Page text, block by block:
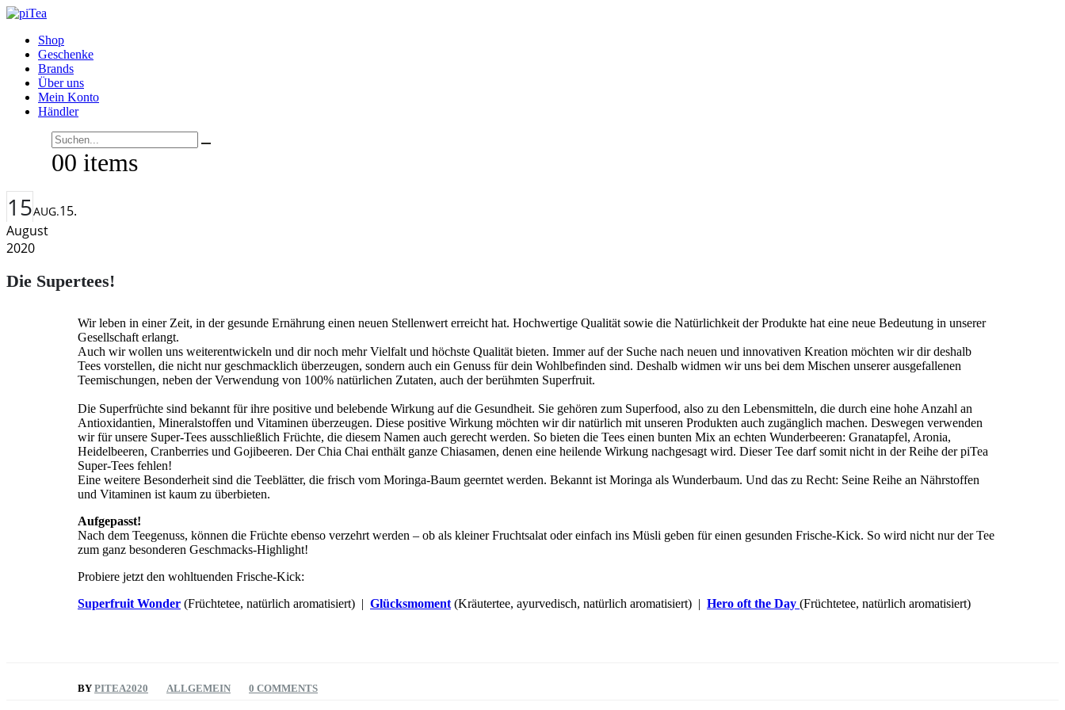
Shop
Geschenke
Brands
Über uns
Mein Konto
Händler
00 items
15AUG.15.
August
2020
Die Supertees!
Wir leben in einer Zeit, in der gesunde Ernährung einen neuen Stellenwert erreicht hat. Hochwertige Qualität sowie die Natürlichkeit der Produkte hat eine neue Bedeutung in unserer
Gesellschaft erlangt.
Auch wir wollen uns weiterentwickeln und dir noch mehr Vielfalt und höchste Qualität bieten. Immer auf der Suche nach neuen und innovativen Kreation möchten wir dir deshalb
Tees vorstellen, die nicht nur geschmacklich überzeugen, sondern auch ein Genuss für dein Wohlbefinden sind. Deshalb widmen wir uns bei dem Mischen unserer ausgefallenen
Teemischungen, neben der Verwendung von 100% natürlichen Zutaten, auch der berühmten Superfruit.
Die Superfrüchte sind bekannt für ihre positive und belebende Wirkung auf die Gesundheit. Sie gehören zum Superfood, also zu den Lebensmitteln, die durch eine hohe Anzahl an
Antioxidantien, Mineralstoffen und Vitaminen überzeugen. Diese positive Wirkung möchten wir dir natürlich mit unseren Produkten auch zugänglich machen. Deswegen verwenden
wir für unsere Super-Tees ausschließlich Früchte, die diesem Namen auch gerecht werden. So bieten die Tees einen bunten Mix an echten Wunderbeeren: Granatapfel, Aronia,
Heidelbeeren, Cranberries und Gojibeeren. Der Chia Chai enthält ganze Chiasamen, denen eine heilende Wirkung nachgesagt wird. Dieser Tee darf somit nicht in der Reihe der piTea
Super-Tees fehlen!
Eine weitere Besonderheit sind die Teeblätter, die frisch vom Moringa-Baum geerntet werden. Bekannt ist Moringa als Wunderbaum. Und das zu Recht: Seine Reihe an Nährstoffen
und Vitaminen ist kaum zu überbieten.
Aufgepasst!
Nach dem Teegenuss, können die Früchte ebenso verzehrt werden – ob als kleiner Fruchtsalat oder einfach ins Müsli geben für einen gesunden Frische-Kick. So wird nicht nur der Tee
zum ganz besonderen Geschmacks-Highlight!
Probiere jetzt den wohltuenden Frische-Kick:
Superfruit Wonder (Früchtetee, natürlich aromatisiert) | Glücksmoment (Kräutertee, ayurvedisch, natürlich aromatisiert) | Hero oft the Day (Früchtetee, natürlich aromatisiert)
BY PITEA2020 ALLGEMEIN 0 COMMENTS